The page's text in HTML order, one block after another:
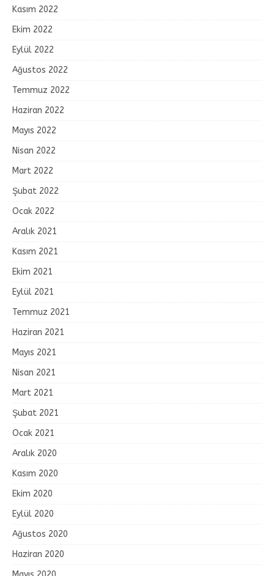
Kasım 2022
Ekim 2022
Eylül 2022
Ağustos 2022
Temmuz 2022
Haziran 2022
Mayıs 2022
Nisan 2022
Mart 2022
Şubat 2022
Ocak 2022
Aralık 2021
Kasım 2021
Ekim 2021
Eylül 2021
Temmuz 2021
Haziran 2021
Mayıs 2021
Nisan 2021
Mart 2021
Şubat 2021
Ocak 2021
Aralık 2020
Kasım 2020
Ekim 2020
Eylül 2020
Ağustos 2020
Haziran 2020